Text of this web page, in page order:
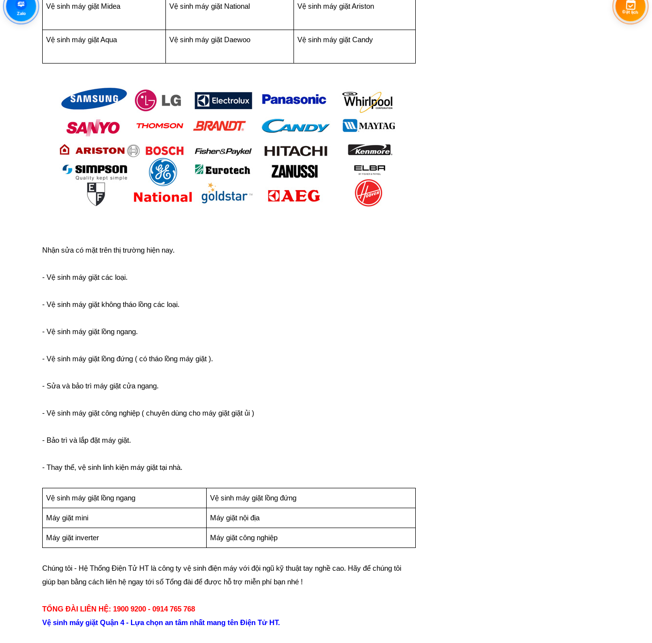
Vệ sinh máy giặt Midea Vệ sinh máy giặt National Vệ sinh máy giặt Ariston
Vệ sinh máy giặt Aqua Vệ sinh máy giặt Daewoo Vệ sinh máy giặt Candy
Nhận sửa có mặt trên thị trường hiện nay.
- Vệ sinh máy giặt các loại.
- Vệ sinh máy giặt không tháo lồng các loại.
- Vệ sinh máy giặt lồng ngang.
- Vệ sinh máy giặt lồng đứng ( có tháo lồng máy giặt ).
- Sửa và bảo trì máy giặt cửa ngang.
- Vệ sinh máy giặt công nghiệp ( chuyên dùng cho máy giặt giặt ủi )
- Bảo trì và lắp đặt máy giặt.
- Thay thế, vệ sinh linh kiện máy giặt tại nhà.
Vệ sinh máy giặt lồng ngang Vệ sinh máy giặt lồng đứng
Máy giặt mini Máy giặt nội địa
Máy giặt inverter Máy giặt công nghiệp
Chúng tôi - Hệ Thống Điện Tử HT là công ty vệ sinh điện máy với đội ngũ kỹ thuật tay nghề cao. Hãy để chúng tôi
giúp bạn bằng cách liên hệ ngay tới số Tổng đài để được hỗ trợ miễn phí bạn nhé !
TỔNG ĐÀI LIÊN HỆ: 1900 9200 - 0914 765 768
Vệ sinh máy giặt Quận 4 - Lựa chọn an tâm nhất mang tên Điện Tử HT.
Zalo
Zalo Đặt lịch